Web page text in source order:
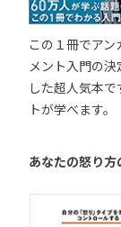
この１冊でア
メント入門の
した超人気本
トが学べます。
あなたの怒り